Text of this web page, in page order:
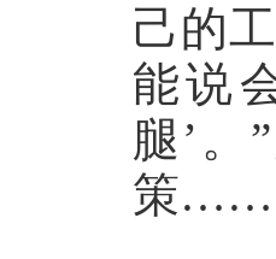
己的
能说
腿’。
策……